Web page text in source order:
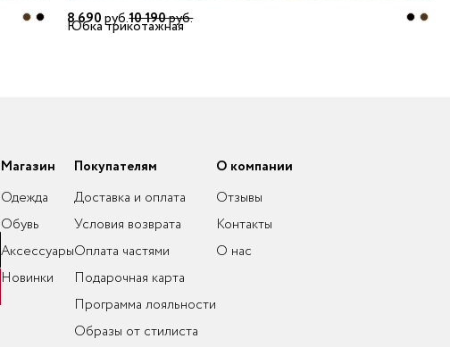
8 690руб.10 190руб.
Юбка трикотажная
Магазин
Одежда
Обувь
Аксессуары
Новинки
Покупателям
Доставка и оплата
Условия возврата
Оплата частями
Подарочная карта
Программа лояльности
Образы от стилиста
О компании
Отзывы
Контакты
О нас